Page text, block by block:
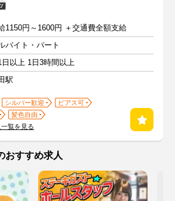
1150円～1600円 ＋交通費全額支給
バイト・パート
日以上 1日3時間以上
駅
シルバー歓迎
ピアス可
髪色自由
覧を見る
おすすめ求人